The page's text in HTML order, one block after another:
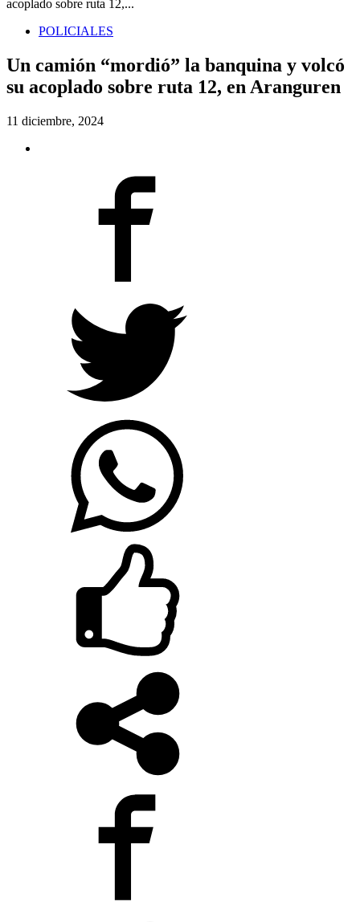
acoplado sobre ruta 12,...
POLICIALES
Un camión “mordió” la banquina y volcó
su acoplado sobre ruta 12, en Aranguren
11 diciembre, 2024